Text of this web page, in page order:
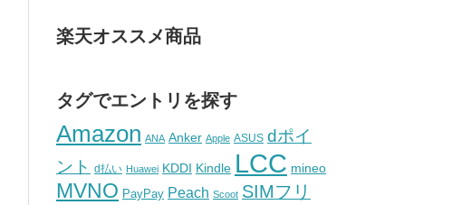
楽天オススメ商品
タグでエントリを探す
Amazon ANA Anker Apple ASUS dポイ
ント
d払い Huawei KDDI Kindle LCC mineo
MVNO PayPay Peach Scoot SIMフリ